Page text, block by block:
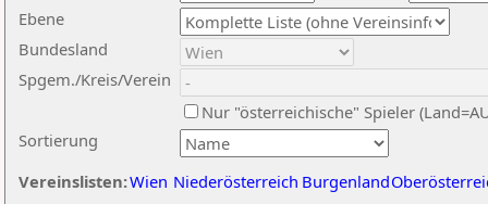
Ebene
Sortierung
Bundesland
Spgem./Kreis/Verein
Nur "österreichische" Spieler
Vereinslisten:Wien Niederösterreich Burgenland